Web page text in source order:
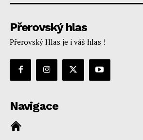
Přerovský hlas
Přerovský Hlas je i váš hlas !
Navigace